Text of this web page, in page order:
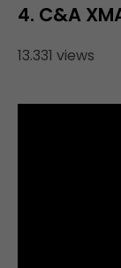
4. C&A
13.331 views